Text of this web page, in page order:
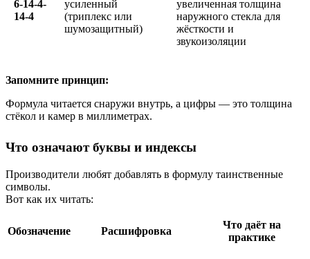
6-14-4-
14-4
усиленный
(триплекс или
шумозащитный)
увеличенная толщина
наружного стекла для
жёсткости и
звукоизоляции
Запомните принцип:
Формула читается снаружи внутрь, а цифры — это толщина
стёкол и камер в миллиметрах.
Что означают буквы и индексы
Производители любят добавлять в формулу таинственные
символы.
Вот как их читать:
Обозначение Расшифровка
Что даёт на
практике